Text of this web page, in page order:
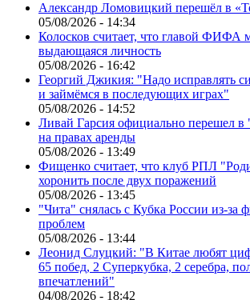
Александр Ломовицкий перешёл в
05/08/2026 - 14:34
Колосков считает, что главой ФИФА
выдающаяся личность
05/08/2026 - 16:42
Георгий Джикия: "Надо исправлять
и займёмся в последующих играх"
05/08/2026 - 14:52
Ливай Гарсия официально перешел в
на правах аренды
05/08/2026 - 13:49
Фищенко считает, что клуб РПЛ
хоронить после двух поражений
05/08/2026 - 13:45
"Чита" снялась с Кубка России из-за
проблем
05/08/2026 - 13:44
Леонид Слуцкий: "В Китае любят
65 побед, 2 Суперкубка, 2 серебра,
впечатлений"
04/08/2026 - 18:42